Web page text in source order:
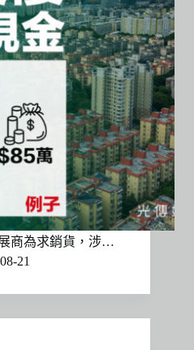
商為求銷貨，涉…
21